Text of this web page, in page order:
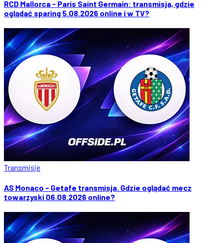
RCD Mallorca - Paris Saint Germain: transmisja, gdzie
oglądać sparing 5.08.2026 online i w TV?
Transmisje
AS Monaco - Getafe transmisja. Gdzie oglądać mecz
towarzyski 06.08.2026 online?